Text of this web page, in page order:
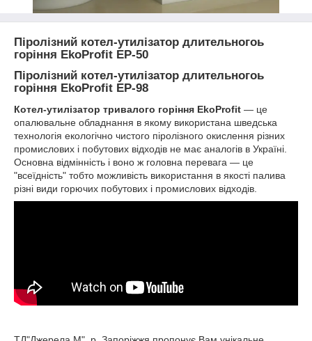
Піролізний котел-утилізатор длительногоь
горіння EkoProfit EP-50
Піролізний котел-утилізатор длительногоь
горіння EkoProfit EP-98
Котел-утилізатор тривалого горіння EkoProfit ― це
опалювальне обладнання в якому використана шведська
технологія екологічно чистого піролізного окислення різних
промислових і побутових відходів не має аналогів в Україні.
Основна відмінність і воно ж головна перевага ― це
"всеїдність" тобто можливість використання в якості палива
різні види горючих побутових і промислових відходів.